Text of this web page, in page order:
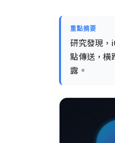
重點摘要
研究發現，
點傳送，橫
露。